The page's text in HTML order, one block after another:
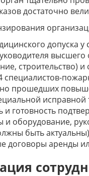
достаточно
допуска
строительство)
специалистов-
прошедших
исправной
и готовность
и оборудование,
быть актуальны)
договоры аренды